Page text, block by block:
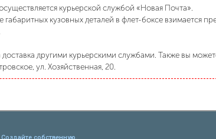
курьерской службой «Новая Почта».
габаритных кузовных деталей в флет-боксе взимается
другими курьерскими службами. Также вы
ул. Хозяйственная, 20.